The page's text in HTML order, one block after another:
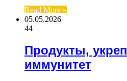
Read More »
05.05.2026
44
Продукты,
иммунитет